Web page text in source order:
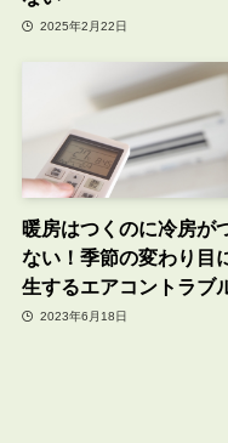
2025年2月22日
暖房はつくのに冷房が
ない！季節の変わり目
生するエアコントラブ
2023年6月18日